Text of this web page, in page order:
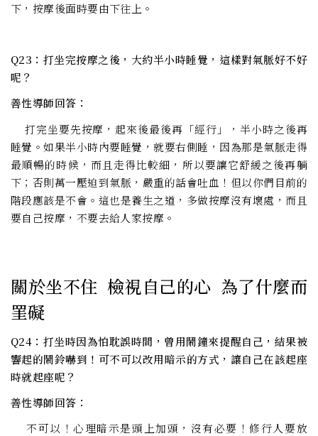
下，按摩後面時要由下往上。
Q23：打坐完按摩之後，大約半小時睡覺，這樣對氣脈好不好
呢？
善性導師回答：
打完坐要先按摩，起來後最後再「經行」，半小時之後再
睡覺。如果半小時內要睡覺，就要右側睡，因為那是氣脈走得
最順暢的時候，而且走得比較細，所以要讓它舒緩之後再躺
下；否則萬一壓迫到氣脈，嚴重的話會吐血！但以你們目前的
階段應該是不會。這也是養生之道，多做按摩沒有壞處，而且
要自己按摩，不要去給人家按摩。
關於坐不住 檢視自己的心 為了什麼而
罣礙
Q24：打坐時因為怕耽誤時間，曾用鬧鐘來提醒自己，結果被
響起的鬧鈴嚇到！可不可以改用暗示的方式，讓自己在該起座
時就起座呢？
善性導師回答：
不可以！心理暗示是頭上加頭，沒有必要！修行人要放